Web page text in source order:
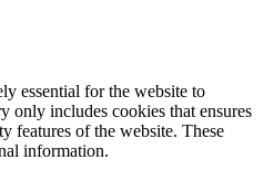
essential for the website to
only includes cookies that ensures
features of the website. These
information.